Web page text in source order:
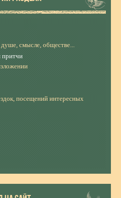
смысле, обществе...
притчи
посещений интересных